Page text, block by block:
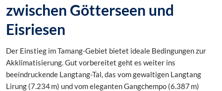
zwischen Götterseen und
Eisriesen
Der Einstieg im Tamang-Gebiet bietet ideale Bedingungen zur
Akklimatisierung. Gut vorbereitet geht es weiter ins
beeindruckende Langtang-Tal, das vom gewaltigen Langtang
Lirung (7.234 m) und vom eleganten Gangchempo (6.387 m)